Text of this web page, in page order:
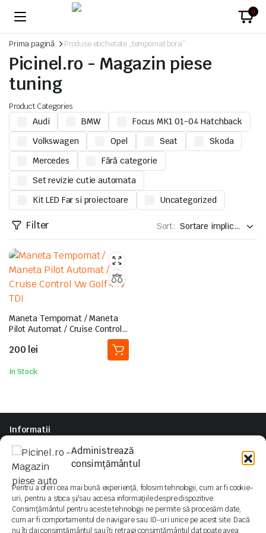
Administrează
consimțământul
Pentru a oferi cea mai bună experiență, folosim tehnologii, cum ar fi cookie-
uri, pentru a stoca și/sau accesa informațiile despre dispozitive.
Consimțământul pentru aceste tehnologii ne permite să procesăm date,
cum ar fi comportamentul de navigare sau ID-uri unice pe acest site. Dacă
nu îți dai consimțământul sau îți retragi consimțământul dat poate avea
0
Prima pagină Produse etichetate „tempomat bora”
Picinel.ro - Magazin piese
tuning
Product Categories
Audi BMW
Focus MK1 01-04 Hatchback
Volkswagen
Opel Seat
Skoda
Mercedes
Fără categorie
Set revizie cutie automata
Kit LED Far si proiectoare
Uncategorized
Filter Sort:
Maneta Tempomat / Maneta
Pilot Automat / Cruise Control
200 lei
In Stock
Informatii
Politica de Retur
Termeni si conditii
Parteneri
ArcuriSport.ro
NGM Turbo